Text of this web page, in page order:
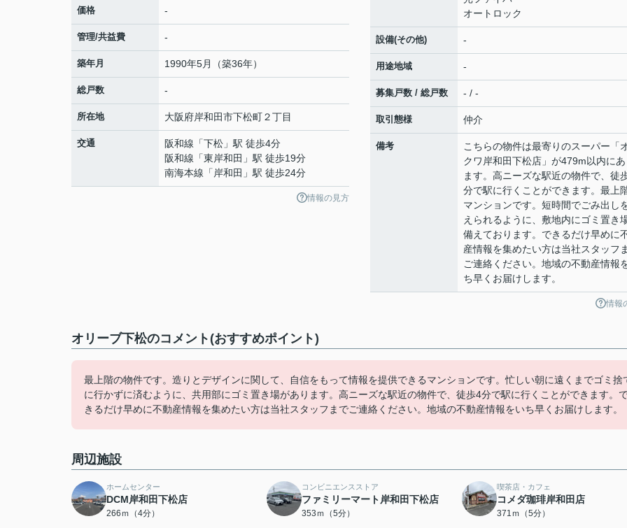
価格 -
管理/共益費 -
築年月 1990年5月（築36年）
総戸数 -
所在地 大阪府岸和田市下松町２丁目
交通 阪和線 「下松 」駅 徒歩4分
阪和線 「東岸和田 」駅 徒歩19分
南海本線 「 岸和田 」駅 徒歩24分
情報の見方
オートロック
設備(その他) -
用途地域 -
募集戸数 / 総戸数 - / -
取引態様 仲介
備考
こちらの物件は最寄りのスーパー「
クワ岸和田下松店」が479m以内にあ
ます。高ニーズな駅近の物件で、徒
分で駅に行くことができます。最上
マンションです。短時間でごみ出し
えられるように、敷地内にゴミ置き
備えております。できるだけ早めに
産情報を集めたい方は当社スタッフ
ご連絡ください。地域の不動産情報
ち早くお届けします。
情報
オリーブ下松のコメント(おすすめポイント)
最上階の物件です。造りとデザインに関して、自信をもって情報を提供できるマンションです。忙しい朝に遠くまでゴミ捨
に行かずに済むように、共用部にゴミ置き場があります。高ニーズな駅近の物件で、徒歩4分で駅に行くことができます。
きるだけ早めに不動産情報を集めたい方は当社スタッフまでご連絡ください。地域の不動産情報をいち早くお届けします。
周辺施設
ホームセンター
DCM岸和田下松店
266ｍ（4分）
コンビニエンスストア
ファミリーマート岸和田下松店
353ｍ（5分）
喫茶店・カフェ
コメダ珈琲岸和田店
371ｍ（5分）